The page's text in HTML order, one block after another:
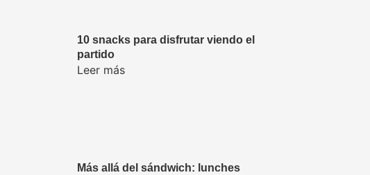
10 snacks para disfrutar viendo el
partido
Leer más
Más allá del sándwich: lunches